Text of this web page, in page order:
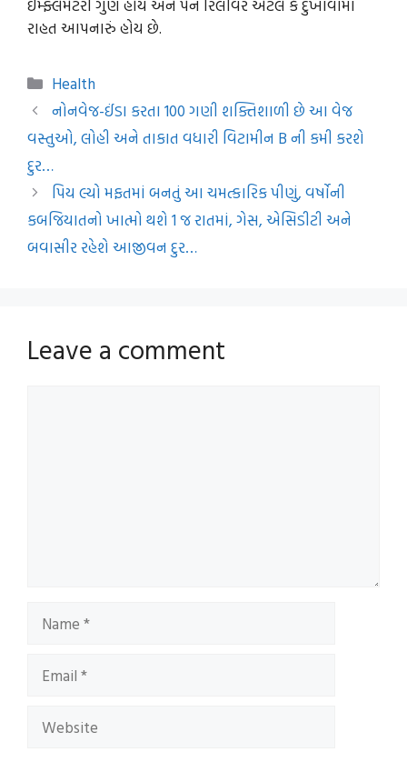
ઈમ્ફ્લેમેટરી ગુણ હોય અને પેન રિલીવર એટલે કે દુખાવામાં
રાહત આપનારું હોય છે.
Categories
Health
નોનવેજ-ઈંડા કરતા 100 ગણી શક્તિશાળી છે આ વેજ
વસ્તુઓ, લોહી અને તાકાત વધારી વિટામીન B ની કમી કરશે
દુર…
પિય લ્યો મફતમાં બનતું આ ચમત્કારિક પીણું, વર્ષોની
કબજિયાતનો ખાત્મો થશે 1 જ રાતમાં, ગેસ, એસિડીટી અને
બવાસીર રહેશે આજીવન દુર…
Leave a comment